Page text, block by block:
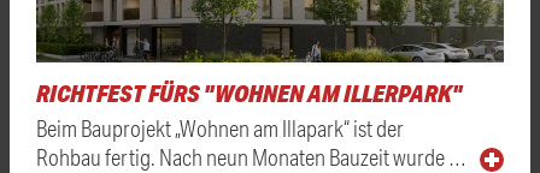
RICHTFEST FÜRS "WOHNEN AM ILLERPARK"
Beim Bauprojekt „Wohnen am Illapark“ ist der
Rohbau fertig. Nach neun Monaten Bauzeit wurde …